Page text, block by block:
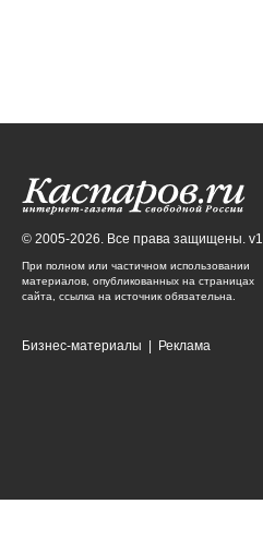
© 2005-2026. Все права защищены. v1
При полном или частичном использовании
материалов, опубликованных на страницах
сайта, ссылка на источник обязательна.
Бизнес-материалы Реклама